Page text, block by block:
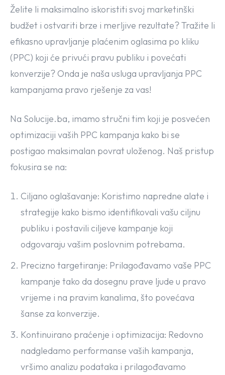
Želite li maksimalno iskoristiti svoj marketinški
budžet i ostvariti brze i merljive rezultate? Tražite li
efikasno upravljanje plaćenim oglasima po kliku
(PPC) koji će privući pravu publiku i povećati
konverzije? Onda je naša usluga upravljanja PPC
kampanjama pravo rješenje za vas!
Na Solucije.ba, imamo stručni tim koji je posvećen
optimizaciji vaših PPC kampanja kako bi se
postigao maksimalan povrat uloženog. Naš pristup
fokusira se na:
Ciljano oglašavanje: Koristimo napredne alate i
strategije kako bismo identifikovali vašu ciljnu
publiku i postavili ciljeve kampanje koji
odgovaraju vašim poslovnim potrebama.
Precizno targetiranje: Prilagođavamo vaše PPC
kampanje tako da dosegnu prave ljude u pravo
vrijeme i na pravim kanalima, što povećava
šanse za konverzije.
Kontinuirano praćenje i optimizacija: Redovno
nadgledamo performanse vaših kampanja,
vršimo analizu podataka i prilagođavamo